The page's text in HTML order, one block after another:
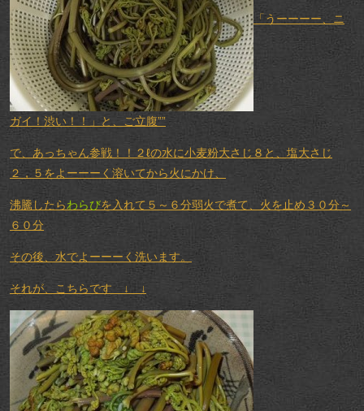
「うーーーー、ニ
ガイ！渋い！！」と、ご立腹””
で、あっちゃん参戦！！２ℓの水に小麦粉大さじ８と、塩大さじ
２，５をよーーーく溶いてから火にかけ、
沸騰したらわらびを入れて５～６分弱火で煮て、火を止め３０分～
６０分
その後、水でよーーーく洗います。
それが、こちらです ↓ ↓